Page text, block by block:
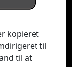
kopieret
til
til at